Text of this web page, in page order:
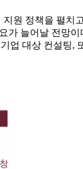
원 정책을 펼치
가 늘어날 전망
업 대상 컨설팅,